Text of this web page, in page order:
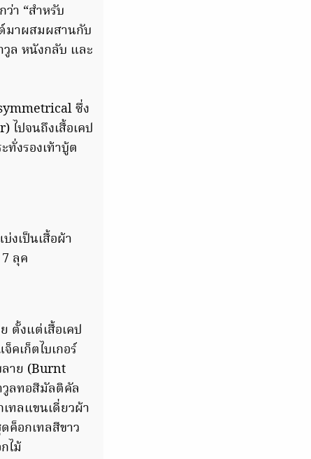
า “สำหรับ
มาผสมผสานกับ
ล หนังกลับ และ
ซึ่ง
ไปจนถึงเสื้อเคป
ทั่งรองเท้าบู้ต
งเป็นเสื้อผ้า
ลุค
ตั้งแต่เสื้อเคป
คเก็ตไบเกอร์
าย (Burnt
วูลทอสีมัลติคัล
ทลแขนเดี่ยวผ้า
ค็อกเทลสีขาว
ไม้